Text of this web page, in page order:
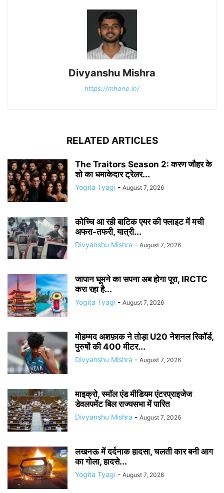
Divyanshu Mishra
https://mhone.in/
RELATED ARTICLES
The Traitors Season 2: करण जौहर के
शो का धमाकेदार ट्रेलर...
Yogita Tyagi - August 7, 2026
कोच्चि आ रही बाटिक एयर की फ्लाइट में मची
अफरा-तफरी, यात्री...
Divyanshu Mishra - August 7, 2026
जापान घूमने का सपना अब होगा पूरा, IRCTC
करा रहा है...
Yogita Tyagi - August 7, 2026
मोहम्मद अशफ़ाक ने तोड़ा U20 नेशनल रिकॉर्ड,
पुरुषों की 400 मीटर...
Divyanshu Mishra - August 7, 2026
माइक्रो, स्मॉल एंड मीडियम एंटरप्राइजेज
डेवलपमेंट बिल राज्यसभा में पारित
Divyanshu Mishra - August 7, 2026
लखनऊ में दर्दनाक हादसा, चलती कार बनी आग
का गोला, हादसे...
Yogita Tyagi - August 7, 2026